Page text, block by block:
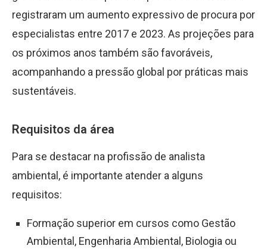
registraram um aumento expressivo de procura por
especialistas entre 2017 e 2023. As projeções para
os próximos anos também são favoráveis,
acompanhando a pressão global por práticas mais
sustentáveis.
Requisitos da área
Para se destacar na profissão de analista
ambiental, é importante atender a alguns
requisitos:
Formação superior em cursos como Gestão
Ambiental, Engenharia Ambiental, Biologia ou